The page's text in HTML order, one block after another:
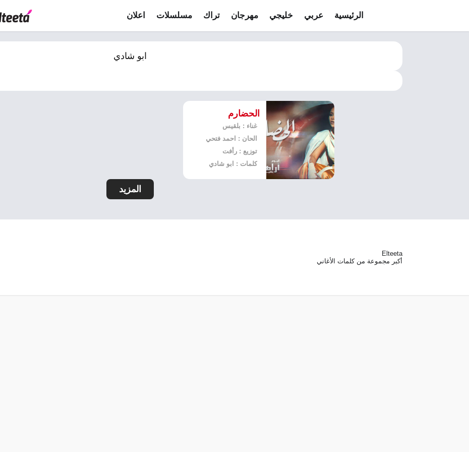
الرئيسية عربي خليجي مهرجان تراك مسلسلات اعلان
ابو شادي
الحضارم
غناء : بلقيس
الحان : احمد فتحي
توزيع : رأفت
كلمات : ابو شادي
المزيد
Elteeta
أكبر مجموعة من كلمات الأغاني